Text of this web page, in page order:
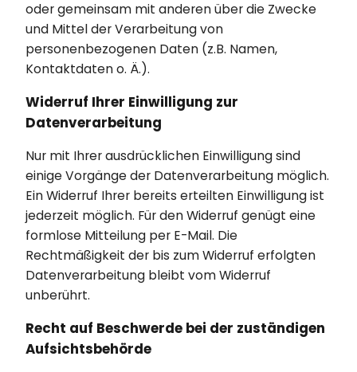
oder gemeinsam mit anderen über die Zwecke
und Mittel der Verarbeitung von
personenbezogenen Daten (z.B. Namen,
Kontaktdaten o. Ä.).
Widerruf Ihrer Einwilligung zur
Datenverarbeitung
Nur mit Ihrer ausdrücklichen Einwilligung sind
einige Vorgänge der Datenverarbeitung möglich.
Ein Widerruf Ihrer bereits erteilten Einwilligung ist
jederzeit möglich. Für den Widerruf genügt eine
formlose Mitteilung per E-Mail. Die
Rechtmäßigkeit der bis zum Widerruf erfolgten
Datenverarbeitung bleibt vom Widerruf
unberührt.
Recht auf Beschwerde bei der zuständigen
Aufsichtsbehörde